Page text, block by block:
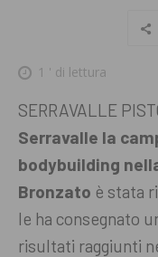
1 ' di lettura
SERRAVALLE
Serravalle la
bodybuilding
Bronzato è stata
le ha consegnato
risultati raggiunti